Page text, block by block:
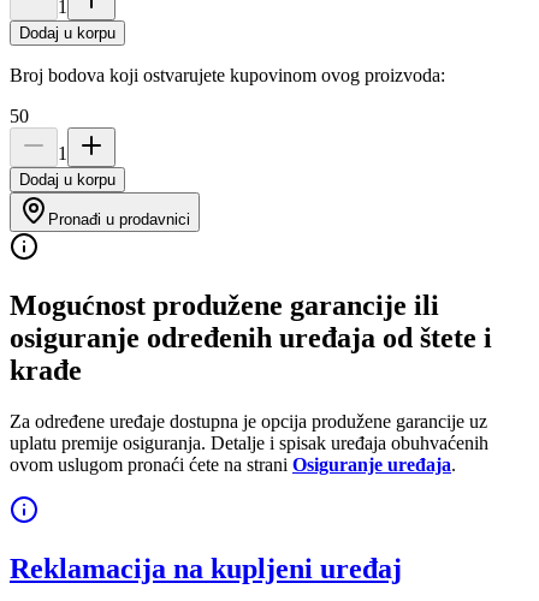
1
Dodaj u korpu
Broj bodova koji ostvarujete kupovinom ovog proizvoda:
50
1
Dodaj u korpu
Pronađi u prodavnici
Mogućnost produžene garancije ili
osiguranje određenih uređaja od štete i
krađe
Za određene uređaje dostupna je opcija produžene garancije uz
uplatu premije osiguranja. Detalje i spisak uređaja obuhvaćenih
ovom uslugom pronaći ćete na strani Osiguranje uređaja.
Reklamacija na kupljeni uređaj